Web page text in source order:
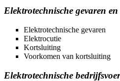
Elektrotechnische gevaren
Elektrotechnische gevaren
Elektrocutie
Kortsluiting
Voorkomen van kortsluiting
Elektrotechnische